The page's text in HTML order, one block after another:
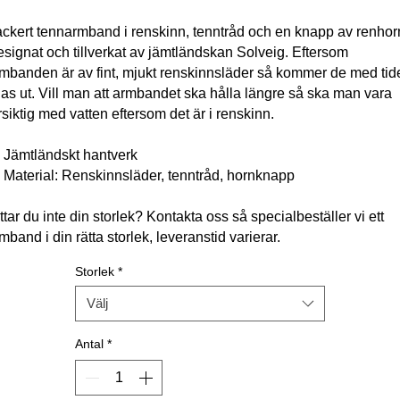
tennarmband i renskinn, tenntråd och en knapp av
och tillverkat av jämtländskan Solveig. Eftersom
är av fint, mjukt renskinnsläder så kommer de med
ut. Vill man att armbandet ska hålla längre så ska man vara
med vatten eftersom det är i renskinn.
Jämtländskt hantverk
Material: Renskinnsläder, tenntråd, hornknapp
du inte din storlek? Kontakta oss så specialbeställer vi ett
i din rätta storlek, leveranstid varierar.
Storlek *
Välj
Antal *